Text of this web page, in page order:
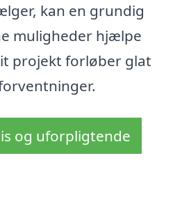
kan en grundig
muligheder hjælpe
projekt forløber glat
og uforpligtende